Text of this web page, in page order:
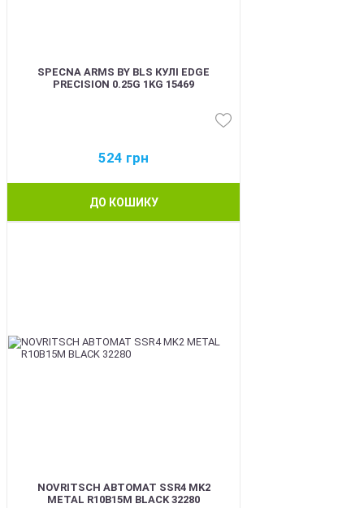
SPECNA ARMS BY BLS КУЛІ EDGE
PRECISION 0.25G 1KG 15469
524 грн
ДО КОШИКУ
NOVRITSCH АВТОМАТ SSR4 MK2
METAL R10B15M BLACK 32280